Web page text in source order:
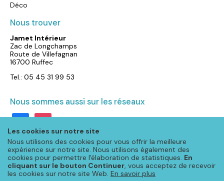
Les cookies sur notre site
Nous utilisons des cookies pour vous offrir la meilleure
expérience sur notre site. Nous utilisons également des
cookies pour permettre l'élaboration de statistiques. En
cliquant sur le bouton Continuer, vous acceptez de recevoir
les cookies sur notre site Web. En savoir plus
Déco
Nous trouver
Jamet Intérieur
Zac de Longchamps
Route de Villefagnan
16700 Ruffec
Tel.: 05 45 31 99 53
Nous sommes aussi sur les réseaux
facebookinstagram